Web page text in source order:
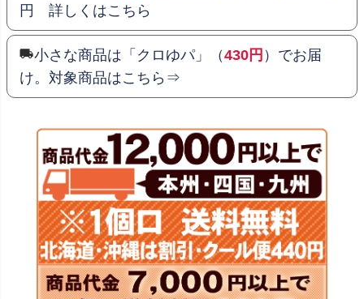
円 詳しくはこちら
小さな商品は「クロゆパ」（430円 ）でお届
け。対象商品はこちら⇒